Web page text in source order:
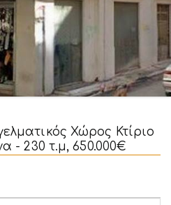
Χώρος Κτίριο
- 230 τ.μ, 650.000€